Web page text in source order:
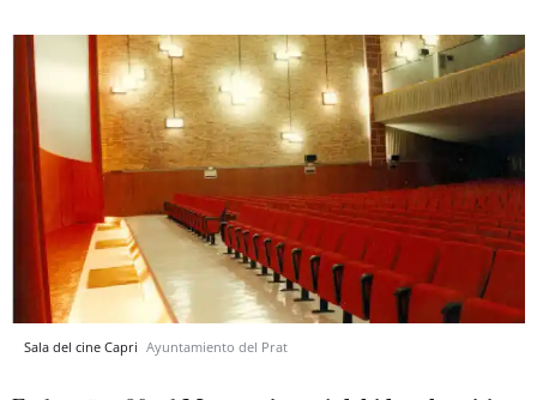
Sala del cine Capri Ayuntamiento del Prat